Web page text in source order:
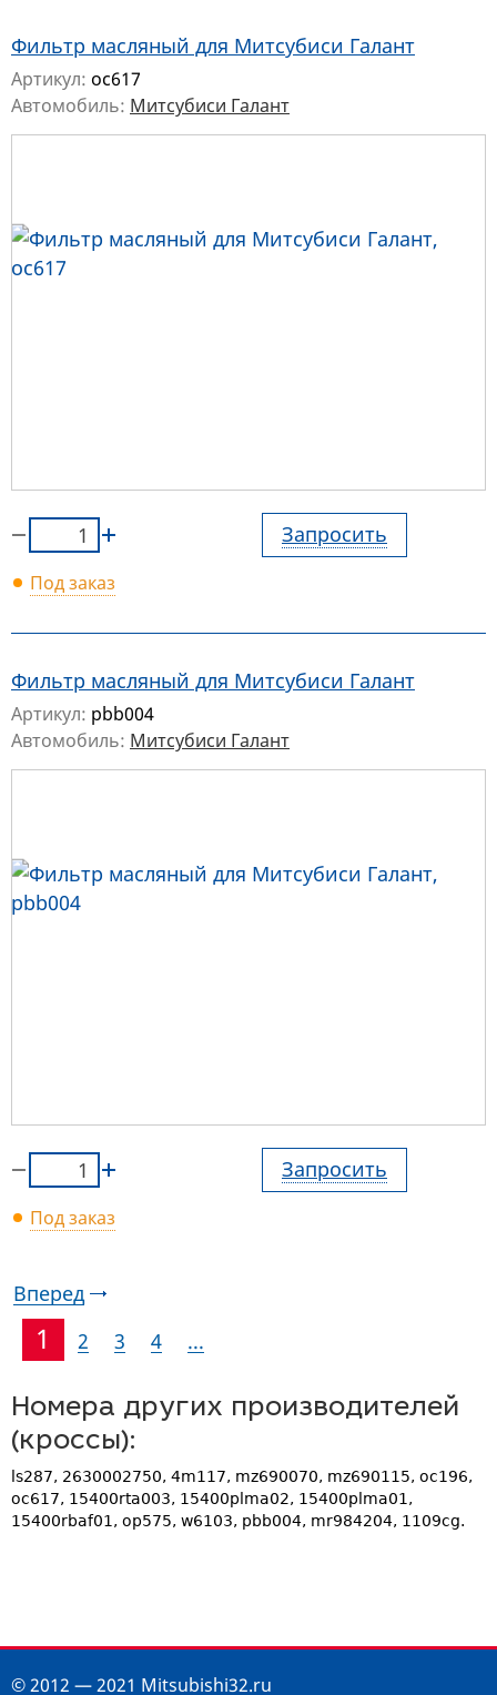
Фильтр масляный для Митсубиси Галант
Артикул: oc617
Автомобиль: Митсубиси Галант
Запросить
Под заказ
Фильтр масляный для Митсубиси Галант
Артикул: pbb004
Автомобиль: Митсубиси Галант
Запросить
Под заказ
Вперед
1 2 3 4 ...
Номера других производителей
(кроссы):
ls287, 2630002750, 4m117, mz690070, mz690115, oc196,
oc617, 15400rta003, 15400plma02, 15400plma01,
15400rbaf01, op575, w6103, pbb004, mr984204, 1109cg.
© 2012 — 2021 Mitsubishi32.ru